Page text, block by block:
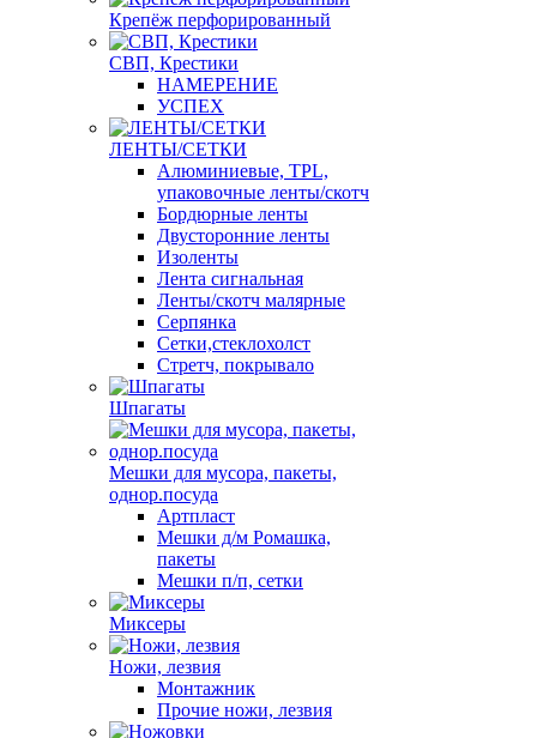
Крепёж перфорированный
СВП, Крестики
НАМЕРЕНИЕ
УСПЕХ
ЛЕНТЫ/СЕТКИ
Алюминиевые, TPL,
упаковочные ленты/скотч
Бордюрные ленты
Двусторонние ленты
Изоленты
Лента сигнальная
Ленты/скотч малярные
Серпянка
Сетки,стеклохолст
Стретч, покрывало
Шпагаты
Мешки для мусора, пакеты,
однор.посуда
Артпласт
Мешки д/м Ромашка,
пакеты
Мешки п/п, сетки
Миксеры
Ножи, лезвия
Монтажник
Прочие ножи, лезвия